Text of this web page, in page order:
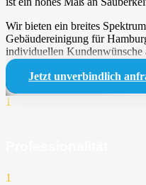
Wir bieten ein breites
Gebäudereinigung für
individuellen Kundenwünsche
Jetzt unverbindlich
1
1